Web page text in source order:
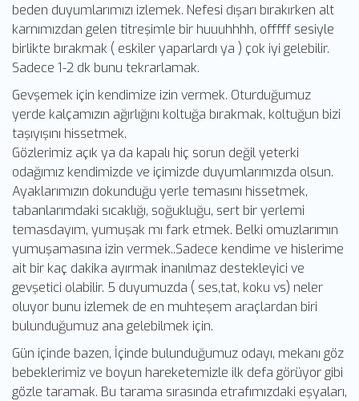
beden duyumlarımızı izlemek. Nefesi dışarı bırakırken alt
karnımızdan gelen titreşimle bir huuuhhhh, offfff sesiyle
birlikte bırakmak ( eskiler yaparlardı ya ) çok iyi gelebilir.
Sadece 1-2 dk bunu tekrarlamak.
Gevşemek için kendimize izin vermek. Oturduğumuz
yerde kalçamızın ağırlığını koltuğa bırakmak, koltuğun bizi
taşıyışını hissetmek.
Gözlerimiz açık ya da kapalı hiç sorun değil yeterki
odağımız kendimizde ve içimizde duyumlarımızda olsun.
Ayaklarımızın dokunduğu yerle temasını hissetmek,
tabanlarımdaki sıcaklığı, soğukluğu, sert bir yerlemi
temasdayım, yumuşak mı fark etmek. Belki omuzlarımın
yumuşamasına izin vermek..Sadece kendime ve hislerime
ait bir kaç dakika ayırmak inanılmaz destekleyici ve
gevşetici olabilir. 5 duyumuzda ( ses,tat, koku vs) neler
oluyor bunu izlemek de en muhteşem araçlardan biri
bulunduğumuz ana gelebilmek için.
Gün içinde bazen, İçinde bulunduğumuz odayı, mekanı göz
bebeklerimiz ve boyun hareketemizle ilk defa görüyor gibi
gözle taramak. Bu tarama sırasında etrafımızdaki eşyaları,